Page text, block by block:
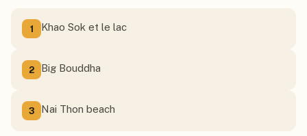
1 Khao Sok et le lac
2 Big Bouddha
3 Nai Thon beach